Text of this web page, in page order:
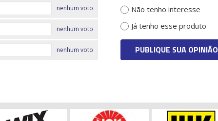
nenhum voto
nenhum voto
nenhum voto
Não tenho interesse
Já tenho esse produto
PUBLIQUE SUA OPINIÃO